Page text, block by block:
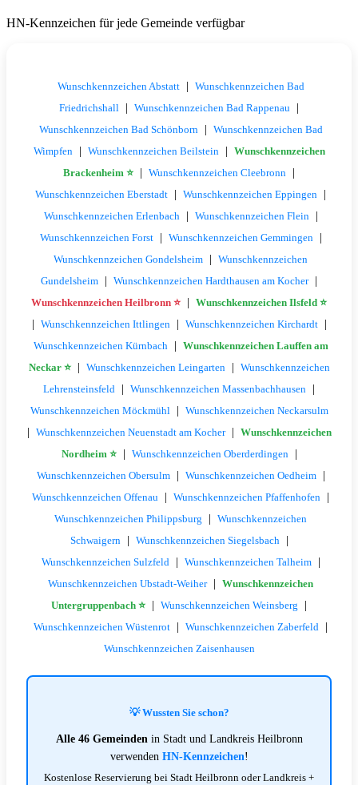
HN-Kennzeichen für jede Gemeinde verfügbar
Wunschkennzeichen Abstatt | Wunschkennzeichen Bad
Friedrichshall
| Wunschkennzeichen Bad Rappenau |
Wunschkennzeichen Bad Schönborn | Wunschkennzeichen Bad
Wimpfen
| Wunschkennzeichen Beilstein | Wunschkennzeichen
Brackenheim ⭐ | Wunschkennzeichen Cleebronn |
Wunschkennzeichen Eberstadt | Wunschkennzeichen Eppingen |
Wunschkennzeichen Erlenbach | Wunschkennzeichen Flein |
Wunschkennzeichen Forst | Wunschkennzeichen Gemmingen |
Wunschkennzeichen Gondelsheim | Wunschkennzeichen
Gundelsheim | Wunschkennzeichen Hardthausen am Kocher |
Wunschkennzeichen Heilbronn ⭐ | Wunschkennzeichen Ilsfeld ⭐
| Wunschkennzeichen Ittlingen | Wunschkennzeichen Kirchardt |
Wunschkennzeichen Kürnbach | Wunschkennzeichen Lauffen am
Neckar ⭐
| Wunschkennzeichen Leingarten | Wunschkennzeichen
Lehrensteinsfeld
| Wunschkennzeichen Massenbachhausen |
Wunschkennzeichen Möckmühl | Wunschkennzeichen Neckarsulm
| Wunschkennzeichen Neuenstadt am Kocher | Wunschkennzeichen
Nordheim ⭐
| Wunschkennzeichen Oberderdingen |
Wunschkennzeichen Obersulm | Wunschkennzeichen Oedheim |
Wunschkennzeichen Offenau | Wunschkennzeichen Pfaffenhofen |
Wunschkennzeichen Philippsburg | Wunschkennzeichen
Schwaigern
| Wunschkennzeichen Siegelsbach |
Wunschkennzeichen Sulzfeld | Wunschkennzeichen Talheim |
Wunschkennzeichen Ubstadt-Weiher | Wunschkennzeichen
Untergruppenbach ⭐ | Wunschkennzeichen Weinsberg |
Wunschkennzeichen Wüstenrot | Wunschkennzeichen Zaberfeld |
Wunschkennzeichen Zaisenhausen
💡 Wussten Sie schon?
Alle 46 Gemeindenin Stadt und Landkreis Heilbronn
verwenden HN-Kennzeichen!
Kostenlose Reservierung bei Stadt Heilbronn oder Landkreis +